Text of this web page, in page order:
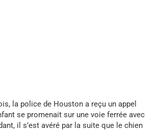
la police de Houston a reçu un appel
se promenait sur une voie ferrée avec
il s’est avéré par la suite que le chien